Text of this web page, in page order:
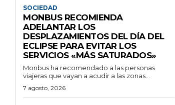
SOCIEDAD
MONBUS RECOMIENDA
ADELANTAR LOS
DESPLAZAMIENTOS DEL DÍA DEL
ECLIPSE PARA EVITAR LOS
SERVICIOS «MÁS SATURADOS»
Monbus ha recomendado a las personas
viajeras que vayan a acudir a las zonas...
7 agosto, 2026